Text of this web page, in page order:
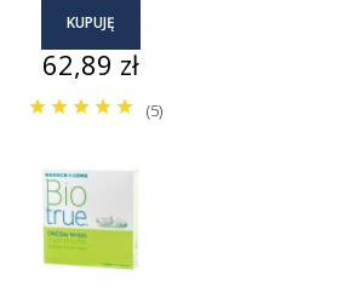
KUPUJĘ
Cena
62,89 zł
(5)